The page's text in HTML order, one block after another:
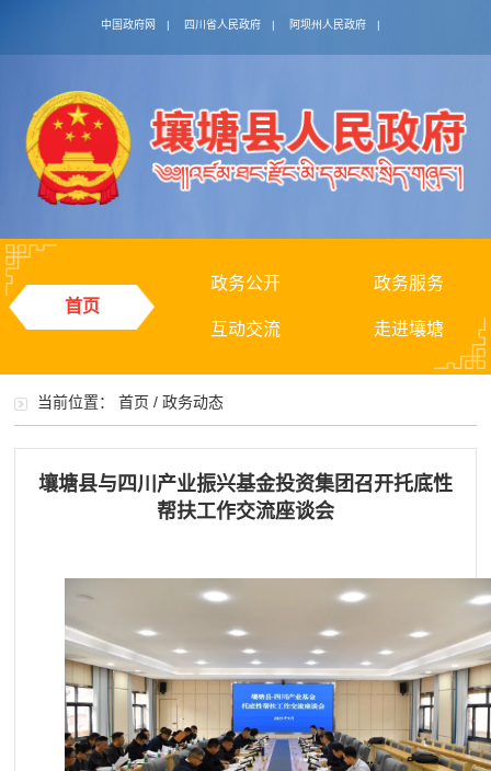
中国政府网 | 四川省人民政府 | 阿坝州人民政府 |
首页
政务公开 政务服务
互动交流 走进壤塘
当前位置：首页 /政务动态
壤塘县与四川产业振兴基金投资集团召开托底性
帮扶工作交流座谈会